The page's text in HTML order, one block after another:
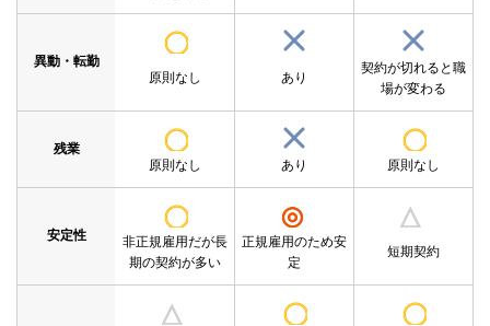
異動・転勤
原則なし
あり
契約が切れると職
場が変わる
残業
原則なし
あり 原則なし
安定性 非正規雇用だが長
期の契約が多い
正規雇用のため安
定
短期契約